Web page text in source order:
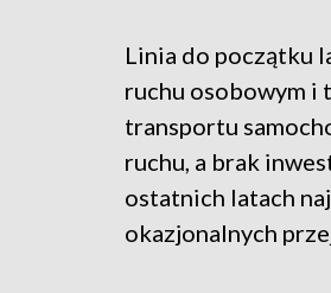
Linia do początku
ruchu osobowym i
transportu
ruchu, a brak
ostatnich latach
okazjonalnych